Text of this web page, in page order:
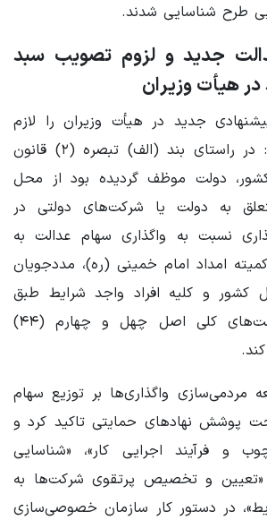
طرح شناسایی شدند.
جدید و لزوم تصویب سبد
هیأت وزیران
جدید در هیأت وزیران را لازم
دانست و ادامه داد: در راستای بند (الف) تبصره (۲) قانون
سال ۱۴۰۱ کشور، دولت موظف گردیده بود از محل
به دولت یا شرکت‌های دولتی در
نسبت به واگذاری سهام عدالت به
امداد امام خمینی (ره)، مددجویان
کشور و کلیه افراد واجد شرایط طبق
قانون اجرای سیاست‌های کلی اصل چهل و چهارم (۴۴)
مردمی‌سازی واگذاری‌ها بر توزیع سهام
پوشش نهادهای حمایتی تاکید کرد و
و فرآیند اجرایی کار»، «شناسایی
و تخصیص پرتقوی شرکت‌ها به
در دستور کار سازمان خصوصی‌سازی